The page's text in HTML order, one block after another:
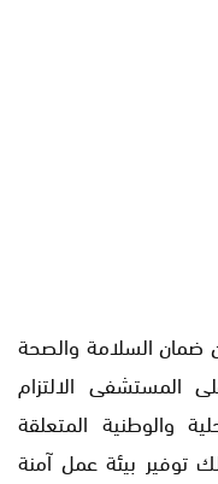
ضمان السلامة والصحة
المستشفى الالتزام
والوطنية المتعلقة
توفير بيئة عمل آمنة